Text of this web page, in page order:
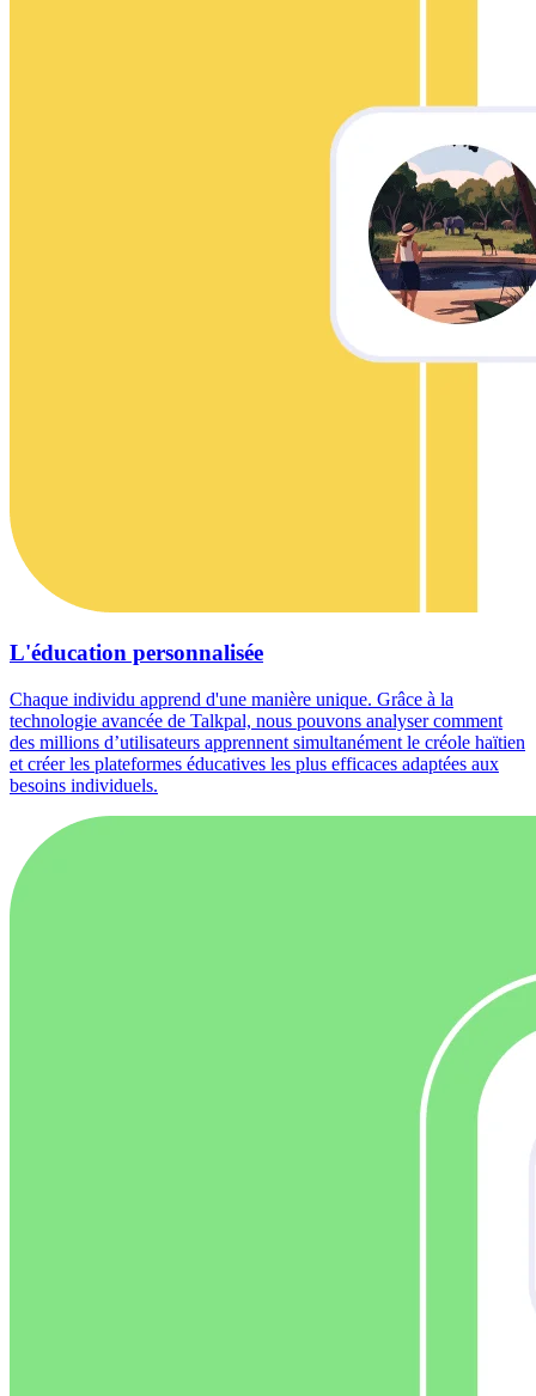
L'éducation personnalisée
Chaque individu apprend d'une manière unique. Grâce à la
technologie avancée de Talkpal, nous pouvons analyser comment
des millions d’utilisateurs apprennent simultanément le créole haïtien
et créer les plateformes éducatives les plus efficaces adaptées aux
besoins individuels.